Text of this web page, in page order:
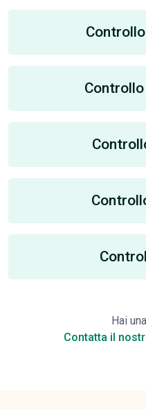
Controllo
Hai
Contatta il